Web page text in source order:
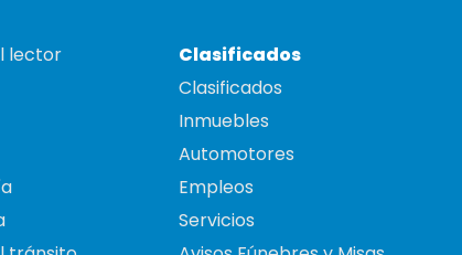
lector
Clasificados
Clasificados
Inmuebles
Automotores
Empleos
Servicios